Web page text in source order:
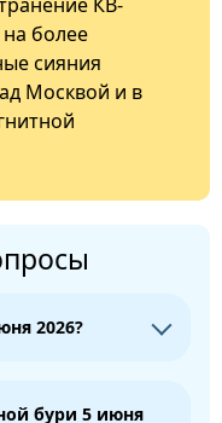
КВ-
более
сияния
Москвой и в
2026?
бури 5 июня